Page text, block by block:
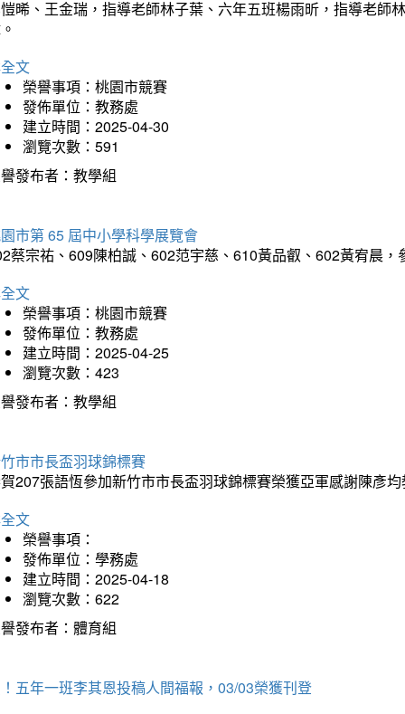
晞、王金瑞，指導老師林子葉、六年五班楊雨昕，指導老師
文
榮譽事項：桃園市競賽
發佈單位：教務處
建立時間：2025-04-30
瀏覽次數：591
發布者：教學組
市第 65 屆中小學科學展覽會
蔡宗祐、609陳柏誠、602范宇慈、610黃品叡、602黃宥晨
文
榮譽事項：桃園市競賽
發佈單位：教務處
建立時間：2025-04-25
瀏覽次數：423
發布者：教學組
市市長盃羽球錦標賽
207張語恆參加新竹市市長盃羽球錦標賽榮獲亞軍感謝陳彥
文
榮譽事項：
發佈單位：學務處
建立時間：2025-04-18
瀏覽次數：622
發布者：體育組
五年一班李其恩投稿人間福報，03/03榮獲刊登